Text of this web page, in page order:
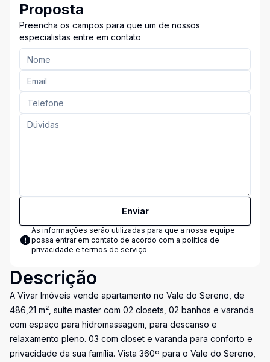
Proposta
Preencha os campos para que um de nossos
especialistas entre em contato
Enviar
As informações serão utilizadas para que a nossa equipe
possa entrar em contato de acordo com a política de
privacidade e termos de serviço
Descrição
A Vivar Imóveis vende apartamento no Vale do Sereno, de
486,21 m², suíte master com 02 closets, 02 banhos e varanda
com espaço para hidromassagem, para descanso e
relaxamento pleno. 03 com closet e varanda para conforto e
privacidade da sua família. Vista 360º para o Vale do Sereno,